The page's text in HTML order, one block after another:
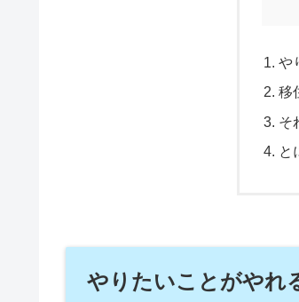
や
移
そ
と
やりたいことがやれ